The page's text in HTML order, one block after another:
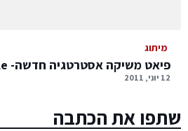
מיתוג
פיאט משיקה אסטרטגיה חדשה- Italian Style
12 יוני, 2011
שתפו את הכתבה